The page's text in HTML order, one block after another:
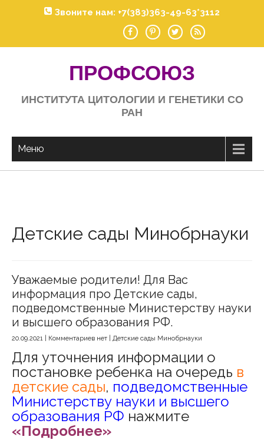
Звоните нам: +7(383)363-49-63*3112
ПРОФСОЮЗ
ИНСТИТУТА ЦИТОЛОГИИ И ГЕНЕТИКИ СО
РАН
Меню
Детские сады Минобрнауки
Уважаемые родители! Для Вас
информация про Детские сады,
подведомственные Министерству науки
и высшего образования РФ.
20.09.2021 Комментариев нет Детские сады Минобрнауки
Для уточнения информации о
постановке ребенка на очередь в
детские сады, подведомственные
Министерству науки и высшего
образования РФ нажмите
«Подробнее»